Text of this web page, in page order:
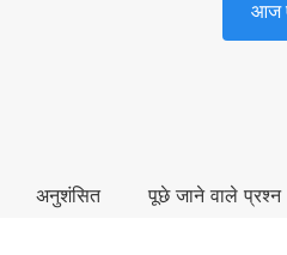
आज
अनुशंसित पूछे जाने वाले प्रश्न